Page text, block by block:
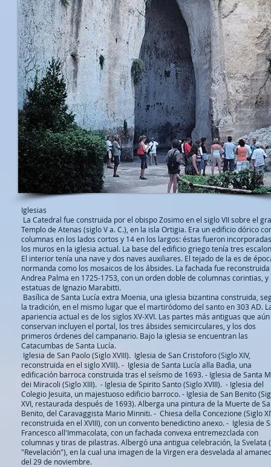
Iglesias
La Catedral fue construida por el obispo Zosimo en el siglo VII sobre el
Templo de Atenas (siglo V a. C.), en la isla Ortigia. Era un edificio dórico
columnas en los lados cortos y 14 en los largos: éstas fueron
los muros en la iglesia actual. La base del edificio griego tenía tres
El interior tenía una nave y dos naves auxiliares. El tejado de la es de
normanda como los mosaicos de los ábsides. La fachada fue
Andrea Palma en 1725-1753, con un orden doble de columnas corintias, y
estatuas de Ignazio Marabitti.
Basílica de Santa Lucía extra Moenia, una iglesia bizantina construida,
la tradición, en el mismo lugar que el martiródomo del santo en 303 AD.
apariencia actual es de los siglos XV-XVI. Las partes más antiguas que
conservan incluyen el portal, los tres ábsides semicirculares, y los dos
primeros órdenes del campanario. Bajo la iglesia se encuentran las
Catacumbas de Santa Lucía.
Iglesia de San Paolo (Siglo XVIII). Iglesia de San Cristoforo (Siglo XIV,
reconstruida en el siglo XVIII).- Iglesia de Santa Lucía alla Badìa, una
edificación barroca construida tras el seísmo de 1693. - Iglesia de Santa
dei Miracoli (Siglo XIII). - Iglesia de Spirito Santo (Siglo XVIII). - Iglesia del
Colegio Jesuita, un majestuoso edificio barroco. - Iglesia de San Benito
XVI, restaurada después de 1693). Alberga una pintura de la Muerte de
Benito, del Caravaggista Mario Minniti.- Chiesa della Concezione (Siglo
reconstruida en el XVIII), con un convento benedictino anexo. - Iglesia de
Francesco all'Immacolata, con un fachada convexa entremezclada con
columnas y tiras de pilastras. Albergó una antigua celebración, la Svelata
"Revelación"), en la cual una imagen de la Virgen era desvelada al
del 29 de noviembre.